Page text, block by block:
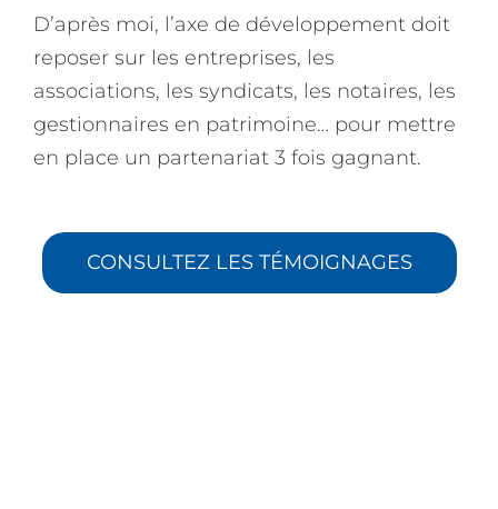
D’après moi, l’axe de développement doit
reposer sur les entreprises, les
associations, les syndicats, les notaires, les
gestionnaires en patrimoine… pour mettre
en place un partenariat 3 fois gagnant.
CONSULTEZ LES TÉMOIGNAGES